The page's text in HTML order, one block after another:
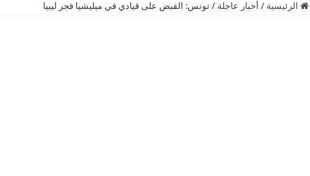
الرئيسية / أخبار عاجلة / تونس: القبض على قيادي في ميليشيا فجر ليبيا